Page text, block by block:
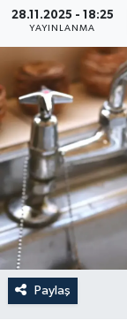
28.11.2025 - 18:25
YAYINLANMA
Paylaş